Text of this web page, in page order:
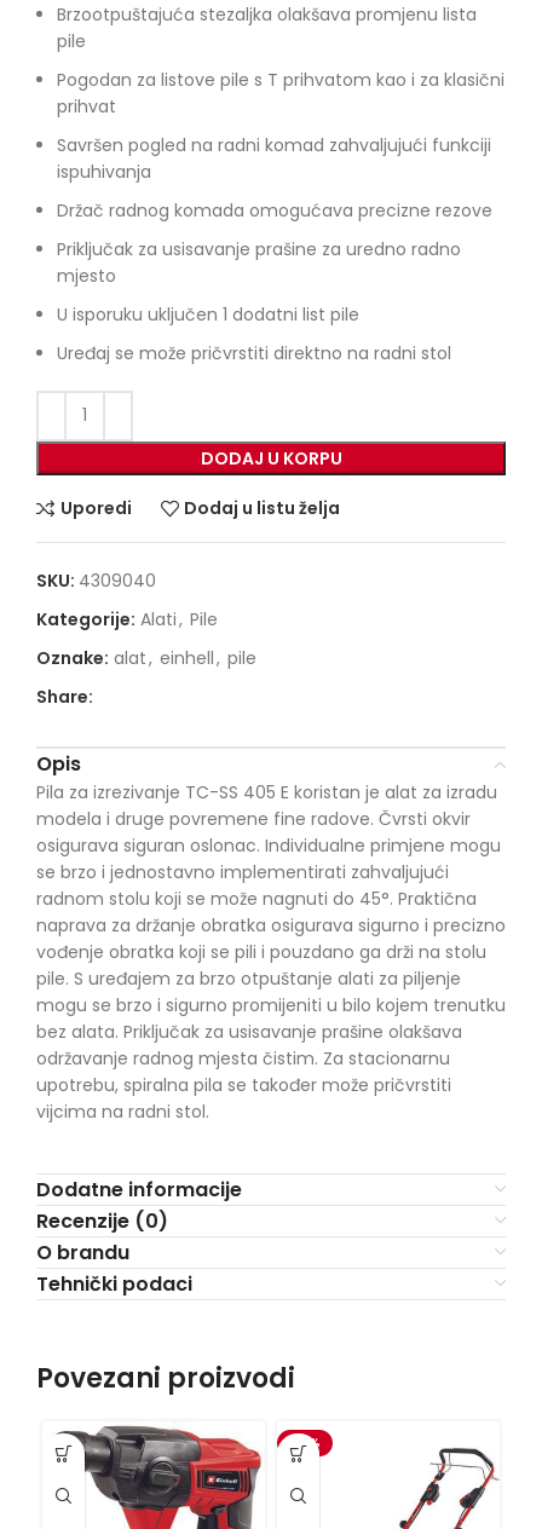
Brzootpuštajuća stezaljka olakšava promjenu lista
pile
Pogodan za listove pile s T prihvatom kao i za klasični
prihvat
Savršen pogled na radni komad zahvaljujući funkciji
ispuhivanja
Držač radnog komada omogućava precizne rezove
Priključak za usisavanje prašine za uredno radno
mjesto
U isporuku uključen 1 dodatni list pile
Uređaj se može pričvrstiti direktno na radni stol
DODAJ U KORPU
Uporedi Dodaj u listu želja
SKU: 4309040
Kategorije: Alati, Pile
Oznake: alat, einhell, pile
Share:
Opis
Pila za izrezivanje TC-SS 405 E koristan je alat za izradu
modela i druge povremene fine radove. Čvrsti okvir
osigurava siguran oslonac. Individualne primjene mogu
se brzo i jednostavno implementirati zahvaljujući
radnom stolu koji se može nagnuti do 45°. Praktična
naprava za držanje obratka osigurava sigurno i precizno
vođenje obratka koji se pili i pouzdano ga drži na stolu
pile. S uređajem za brzo otpuštanje alati za piljenje
mogu se brzo i sigurno promijeniti u bilo kojem trenutku
bez alata. Priključak za usisavanje prašine olakšava
održavanje radnog mjesta čistim. Za stacionarnu
upotrebu, spiralna pila se također može pričvrstiti
vijcima na radni stol.
Dodatne informacije
Recenzije (0)
O brandu
Tehnički podaci
Povezani proizvodi
-15%